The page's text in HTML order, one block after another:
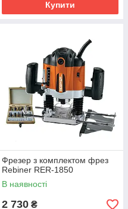
Купити
Фрезер з комплектом фрез
Rebiner RER-1850
В наявності
2 730 ₴